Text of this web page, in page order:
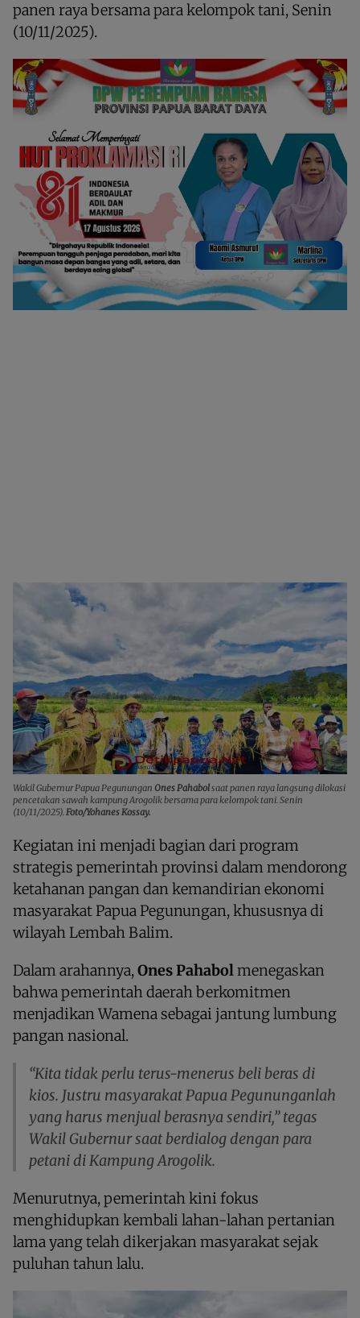
panen raya bersama para kelompok tani, Senin
(10/11/2025).
Wakil Gubernur Papua Pegunungan Ones Pahabol saat panen raya langsung dilokasi
pencetakan sawah kampung Arogolik bersama para kelompok tani. Senin
(10/11/2025). Foto/Yohanes Kossay.
Kegiatan ini menjadi bagian dari program
strategis pemerintah provinsi dalam mendorong
ketahanan pangan dan kemandirian ekonomi
masyarakat Papua Pegunungan, khususnya di
wilayah Lembah Balim.
Dalam arahannya,Ones Pahabolmenegaskan
bahwa pemerintah daerah berkomitmen
menjadikan Wamena sebagai jantung lumbung
pangan nasional.
“Kita tidak perlu terus-menerus beli beras di
kios. Justru masyarakat Papua Pegununganlah
yang harus menjual berasnya sendiri,” tegas
Wakil Gubernur saat berdialog dengan para
petani di Kampung Arogolik.
Menurutnya, pemerintah kini fokus
menghidupkan kembali lahan-lahan pertanian
lama yang telah dikerjakan masyarakat sejak
puluhan tahun lalu.